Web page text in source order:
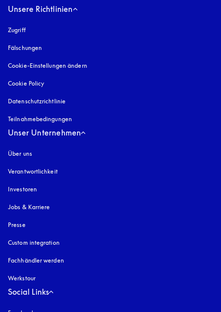
Unsere Richtlinien
Zugrifföffnet sich in einem neuen Tab
Fälschungen
Cookie-Einstellungen ändern
Cookie Policy
Datenschutzrichtlinie
Teilnahmebedingungen
Unser Unternehmen
Über uns
Verantwortlichkeit
Investoren
Jobs & Karriere
Presse
Custom integration
Fachhändler werden
Werkstour
Social Links